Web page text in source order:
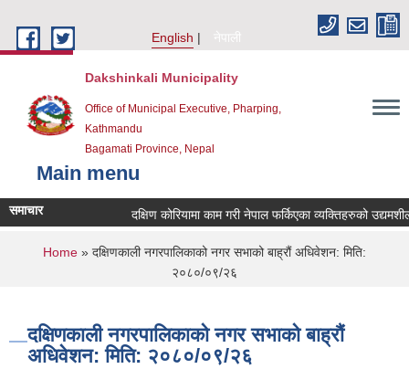
English
नेपाली
Dakshinkali Municipality
Office of Municipal Executive, Pharping,
Kathmandu
Bagamati Province, Nepal
Main menu
समाचार दक्षिण कोरियामा काम गरी नेपाल फर्किएका व्यक्तिहरुको
You are here
Home » दक्षिणकाली नगरपालिकाको नगर सभाको बाह्रौं अधिवेशन: मिति:
२०८०/०९/२६
दक्षिणकाली नगरपालिकाको नगर सभाको बाह्रौं
अधिवेशन: मिति: २०८०/०९/२६